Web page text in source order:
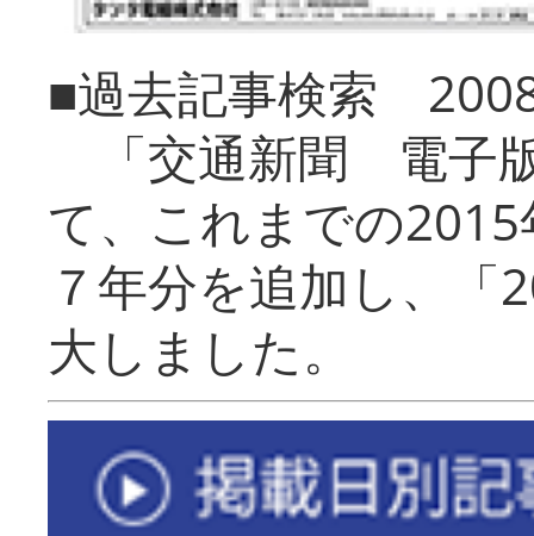
■過去記事検索
「交通新聞 電子
て、これまでの
７年分を追加し、「
大しまし